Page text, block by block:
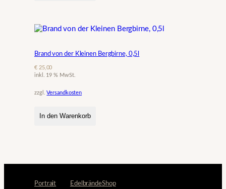
Brand von der Kleinen Bergbirne, 0,5l
€25,00
inkl. 19 % MwSt.
zzgl.Versandkosten
In den Warenkorb
Portrait EdelbrändeShop